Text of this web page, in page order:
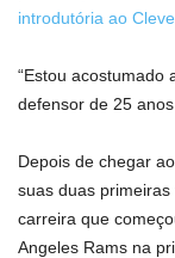
introdutória ao
“Estou acostumado
defensor de 25
Depois de chegar
suas duas
carreira que
Angeles Rams na